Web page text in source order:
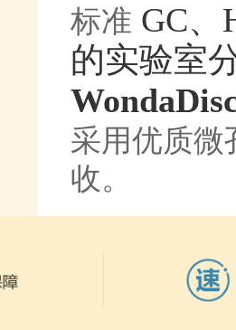
标准 GC、
的实验室
采用优质微
收。